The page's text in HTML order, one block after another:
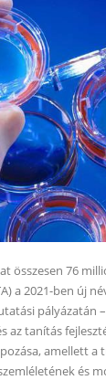
összesen 76
a 2021-ben új
pályázatán
az tanítás
amellett a
és